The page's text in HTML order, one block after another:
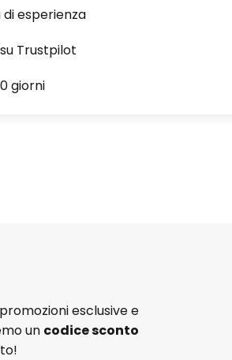
esperienza
Trustpilot
giorni
esclusive e
un codice sconto